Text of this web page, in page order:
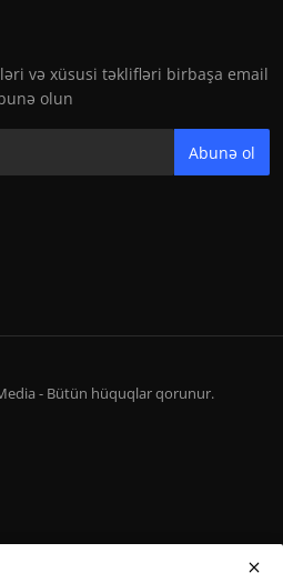
və xüsusi təklifləri birbaşa email
olun
Abunə ol
- Bütün hüquqlar qorunur.